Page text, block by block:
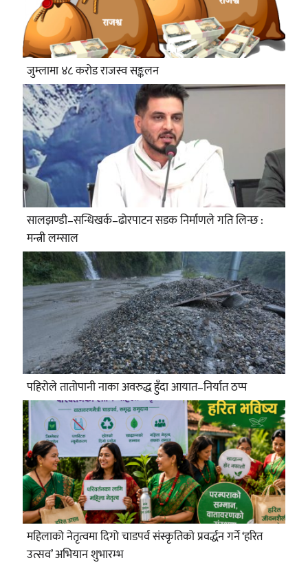
जुम्लामा ४८ करोड राजस्व सङ्कलन
सालझण्डी–सन्धिखर्क–ढोरपाटन सडक निर्माणले गति लिन्छ :
मन्त्री लम्साल
पहिरोले तातोपानी नाका अवरुद्ध हुँदा आयात–निर्यात ठप्प
महिलाको नेतृत्वमा दिगो चाडपर्व संस्कृतिको प्रवर्द्धन गर्ने ‘हरित
उत्सव’ अभियान शुभारम्भ